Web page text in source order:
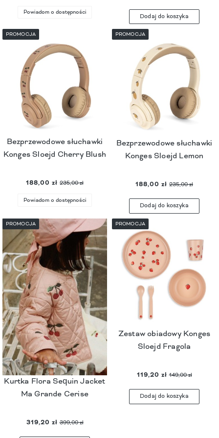
Powiadom o dostępności
Dodaj do koszyka
Bezprzewodowe słuchawki
Konges Sloejd Cherry Blush
188,00 zł 235,00 zł
Powiadom o dostępności
PROMOCJA
Bezprzewodowe słuchawki
Konges Sloejd Lemon
188,00 zł 235,00 zł
Dodaj do koszyka
PROMOCJA
Kurtka Flora Sequin Jacket
Ma Grande Cerise
319,20 zł 399,00 zł
PROMOCJA
Zestaw obiadowy Konges
Sloejd Fragola
119,20 zł 149,00 zł
Dodaj do koszyka
PROMOCJA